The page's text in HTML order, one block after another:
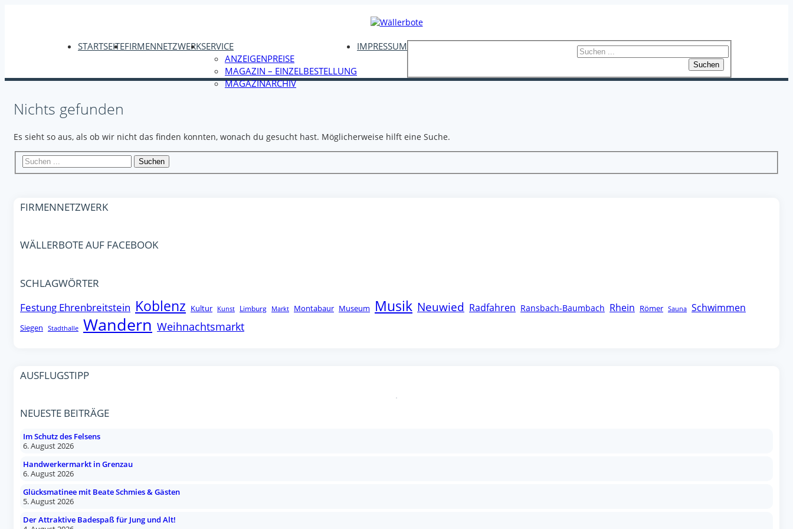
STARTSEITEFIRMENNETZWERKSERVICE
ANZEIGENPREISE
MAGAZIN – EINZELBESTELLUNG
MAGAZINARCHIV
IMPRESSUM
Suchen
Nichts gefunden
Es sieht so aus, als ob wir nicht das finden konnten, wonach du gesucht hast. Möglicherweise hilft eine Suche.
Suchen
FIRMENNETZWERK
WÄLLERBOTE AUF FACEBOOK
SCHLAGWÖRTER
Festung Ehrenbreitstein Koblenz Kultur Kunst Limburg Markt Montabaur Museum Musik Neuwied Radfahren Ransbach-Baumbach Rhein Römer Sauna Schwimmen
Siegen Stadthalle Wandern Weihnachtsmarkt
AUSFLUGSTIPP
NEUESTE BEITRÄGE
Im Schutz des Felsens
6. August 2026
Handwerkermarkt in Grenzau
6. August 2026
Glücksmatinee mit Beate Schmies & Gästen
5. August 2026
Der Attraktive Badespaß für Jung und Alt!